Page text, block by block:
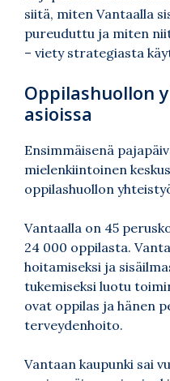
siitä, miten Vantaalla
pureuduttu ja miten
– viety strategiasta
Oppilashuollon
asioissa
Ensimmäisenä
mielenkiintoinen
oppilashuollon
Vantaalla on 45
24 000 oppilasta.
hoitamiseksi ja
tukemiseksi luotu
ovat oppilas ja hänen
terveydenhoito.
Vantaan kaupunki sai